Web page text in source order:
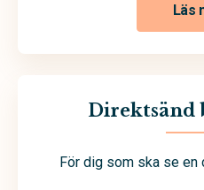
Läs
Direktsänd
För dig som ska se en